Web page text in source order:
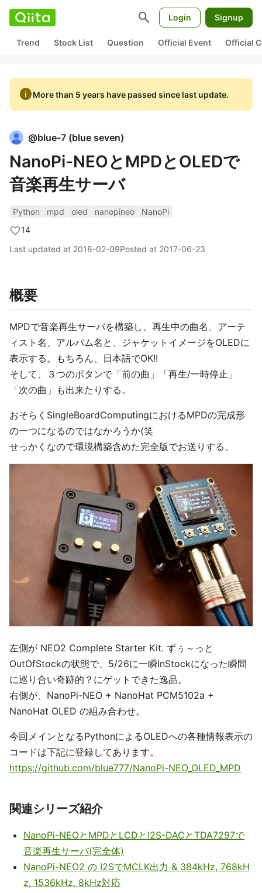
search Login Signup
Trend Stock List Question Official Event Official
infoMore than 5 years have passed since last update.
@blue-7 (blue seven)
NanoPi-NEOとMPDとOLEDで
音楽再生サーバ
Python mpd oled nanopineo
NanoPi
14
Last updated at 2018-02-09Posted at 2017-06-23
概要
MPDで音楽再生サーバを構築し、再生中の曲名、アーテ
ィスト名、アルバム名と、ジャケットイメージをOLEDに
表示する。もちろん、日本語でOK!!
そして、３つのボタンで「前の曲」「再生/一時停止」
「次の曲」も出来たりする。
おそらくSingleBoardComputingにおけるMPDの完成形
の一つになるのではなかろうか(笑
せっかくなので環境構築含めた完全版でお送りする。
左側が NEO2 Complete Starter Kit. ずぅ～っと
OutOfStockの状態で、5/26に一瞬InStockになった瞬間
に巡り合い奇跡的？にゲットできた逸品。
右側が、NanoPi-NEO + NanoHat PCM5102a +
NanoHat OLED の組み合わせ。
今回メインとなるPythonによるOLEDへの各種情報表示の
コードは下記に登録してあります。
https://github.com/blue777/NanoPi-NEO_OLED_MPD
関連シリーズ紹介
NanoPi-NEOとMPDとLCDとI2S-DACとTDA7297で
音楽再生サーバ(完全体)
NanoPi-NEO2 の I2SでMCLK出力 & 384kHz, 768kH
z, 1536kHz, 8kHz対応